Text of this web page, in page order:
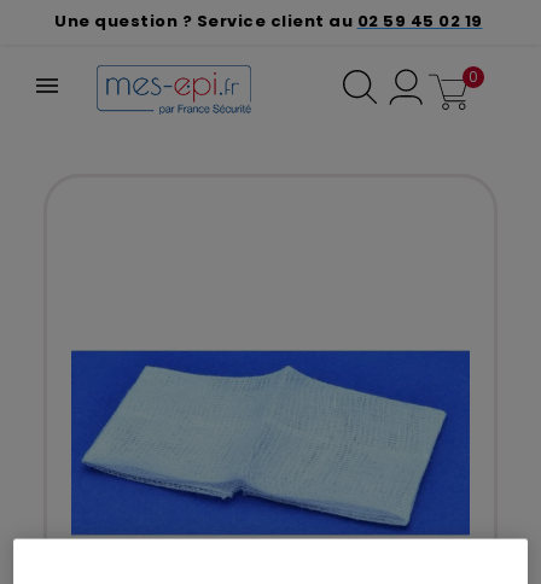
Une question ? Service client au 02 59 45 02 19
0